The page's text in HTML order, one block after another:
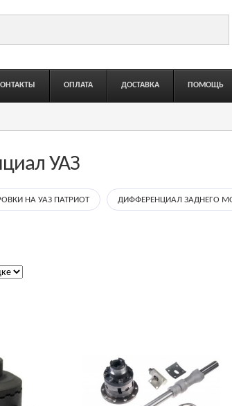
ОПЛАТА ДОСТАВКА ПОМОЩЬ
УАЗ
НА УАЗ ПАТРИОТ ДИФФЕРЕНЦИАЛ ЗАДНЕГО